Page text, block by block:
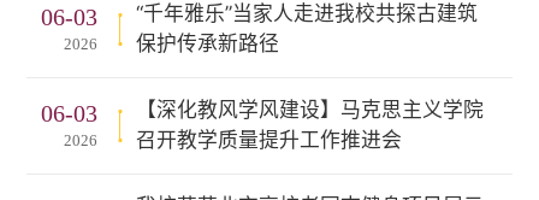
06-03
2026
“千年雅乐”当家人走进我校共探古建筑
保护传承新路径
06-03
2026
【深化教风学风建设】马克思主义学院
召开教学质量提升工作推进会